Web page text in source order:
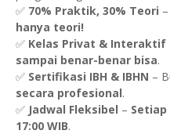
✅ 70% Praktik, 30% Teori –
hanya teori!
✅ Kelas Privat & Interaktif
sampai benar-benar bisa.
✅ Sertifikasi IBH & IBHN –
secara profesional.
✅ Jadwal Fleksibel – Setiap
17:00 WIB.